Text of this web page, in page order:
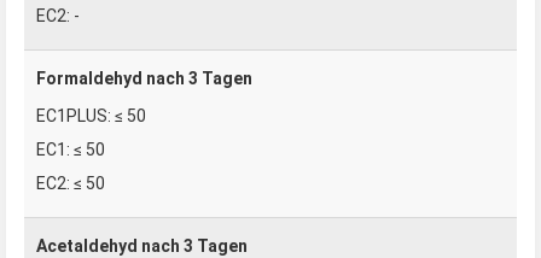
-
Formaldehyd nach 3 Tagen
≤ 50
≤ 50
≤ 50
Acetaldehyd nach 3 Tagen